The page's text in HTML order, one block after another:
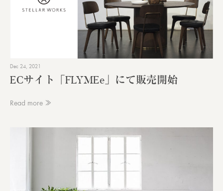
Dec 24, 2021
ECサイト「FLYMEe」にて販売開始
Read more ≫